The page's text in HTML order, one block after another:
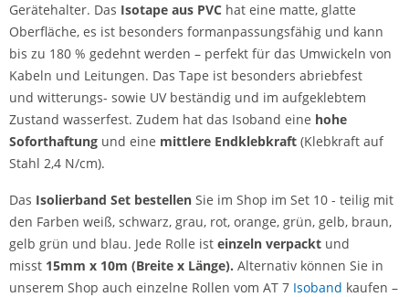
Gerätehalter. Das Isotape aus PVC hat eine matte, glatte
Oberfläche, es ist besonders formanpassungsfähig und kann
bis zu 180 % gedehnt werden – perfekt für das Umwickeln von
Kabeln und Leitungen. Das Tape ist besonders abriebfest
und witterungs- sowie UV beständig und im aufgeklebtem
Zustand wasserfest. Zudem hat das Isoband eine hohe
Soforthaftung und eine mittlere Endklebkraft (Klebkraft auf
Stahl 2,4 N/cm).
Das Isolierband Set bestellen Sie im Shop im Set 10 - teilig mit
den Farben weiß, schwarz, grau, rot, orange, grün, gelb, braun,
gelb grün und blau. Jede Rolle ist einzeln verpackt und
misst 15mm x 10m (Breite x Länge). Alternativ können Sie in
unserem Shop auch einzelne Rollen vom AT 7 Isoband kaufen –